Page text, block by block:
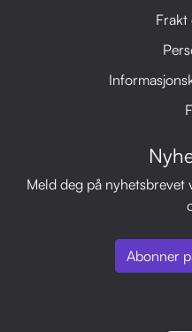
Frakt
Meld deg på
Abonner